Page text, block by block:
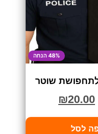
48% הנחה
שוטר
₪20.00
לסל